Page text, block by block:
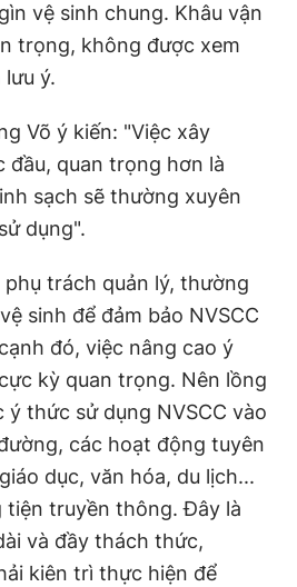
vệ sinh chung. Khâu vận
trọng, không được xem
lưu ý.
Võ ý kiến: "Việc xây
đầu, quan trọng hơn là
sạch sẽ thường xuyên
dụng".
trách quản lý, thường
sinh để đảm bảo NVSCC
đó, việc nâng cao ý
kỳ quan trọng. Nên lồng
ý thức sử dụng NVSCC vào
các hoạt động tuyên
dục, văn hóa, du lịch...
tiện truyền thông. Đây là
và đầy thách thức,
kiên trì thực hiện để